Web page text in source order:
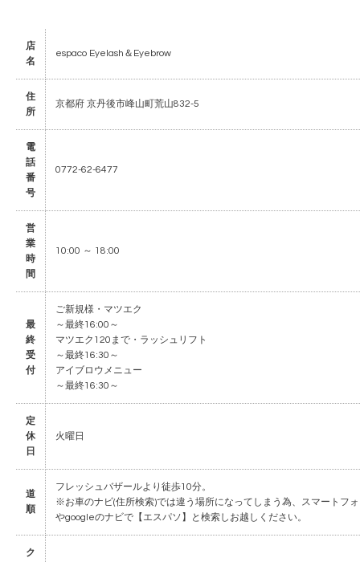
店
名
espaco Eyelash＆Eyebrow
住
所
京都府 京丹後市峰山町荒山832-5
電
話
番
号
0772-62-6477
営
業
時
間
10:00 ～ 18:00
最
終
受
付
ご新規様・マツエク
～最終16:00～
マツエク120まで・ラッシュリフト
～最終16:30～
アイブロウメニュー
～最終16:30～
定
休
日
火曜日
道
順
フレッシュバザールより徒歩10分。
※お車のナビ(住所検索)では違う場所になってしまう為、スマートフ
やgoogleのナビで【エスパソ】と検索しお越しください。
ク